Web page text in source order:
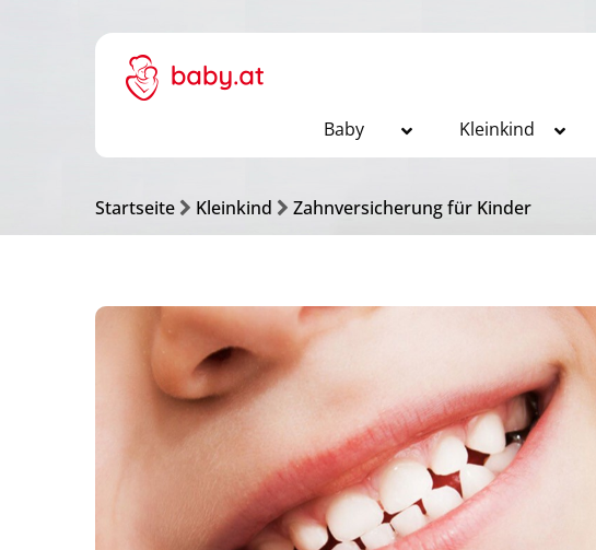
Baby Kleinkind
Startseite Kleinkind Zahnversicherung für Kinder